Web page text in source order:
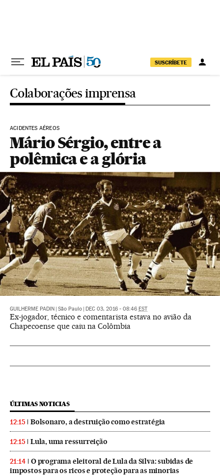
SUSCRÍBETE
Colaborações imprensa
ACIDENTES AÉREOS
Mário Sérgio, entre a
polêmica e a glória
GUILHERME PADIN São Paulo DEC 03, 2016 - 08:46 EST
Ex-jogador, técnico e comentarista estava no avião da
Chapecoense que caiu na Colômbia
ÚLTIMAS NOTICIAS
12:15 Bolsonaro, a destruição como estratégia
12:15 Lula, uma ressurreição
21:14
O programa eleitoral de Lula da Silva: subidas de
impostos para os ricos e proteção para as minorias